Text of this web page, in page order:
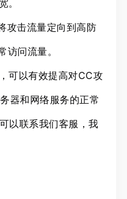
。
攻击流量定向到高防
访问流量。
可以有效提高对CC攻
器和网络服务的正常
以联系我们客服，我